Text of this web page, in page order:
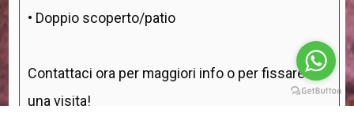
• Doppio scoperto/patio
Contattaci ora per maggiori info o per fissare
una visita!